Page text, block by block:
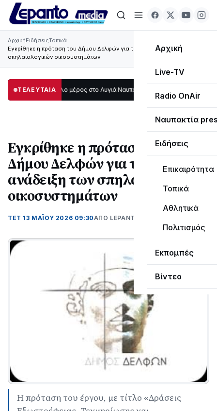
Αρχική
Live-TV
Radio OnAir
Ναυπακτία
Ειδήσεις
Επικαιρότητα
Τοπικά
Αθλητικά
Πολιτισμός
Εκπομπές
Βίντεο
ΑρχικήΕιδήσειςΤοπικά
Εγκρίθηκε η πρόταση του Δήμου Δελφών για την ανάδειξη των
σπηλαιολογικών οικοσυστημάτων
ΤΕΛΕΥΤΑΙΑ
μεγάλο μέρος στο Λυγιά Ναυπάκτου12:08
Εγκρίθηκε η πρόταση του
Δήμου Δελφών για την
ανάδειξη των σπηλαιολογικών
οικοσυστημάτων
ΤΕΤ 13 ΜΑΪΟΥ 2026 09:30ΑΠΌ LEPANTO RTV
Η πρόταση του έργου, με τίτλο «Δράσεις